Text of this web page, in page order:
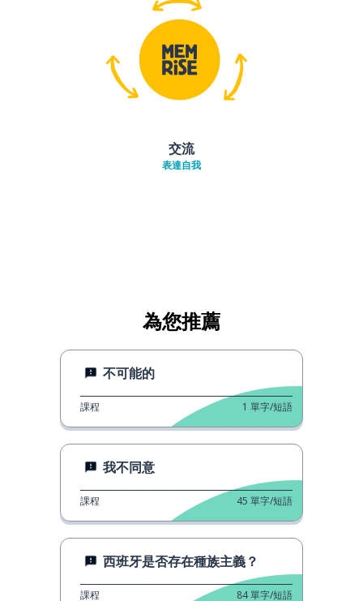
交流
表達自我
為您推薦
不可能的
課程 1 單字/短語
我不同意
課程 45 單字/短語
西班牙是否存在種族主義？
課程 84單字/短語